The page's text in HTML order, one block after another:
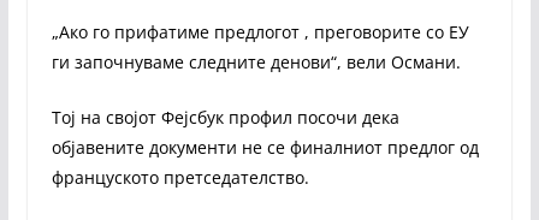
„Ако го прифатиме предлогот , преговорите со ЕУ
ги започнуваме следните денови“, вели Османи.
Тој на својот Фејсбук профил посочи дека
објавените документи не се финалниот предлог од
француското претседателство.